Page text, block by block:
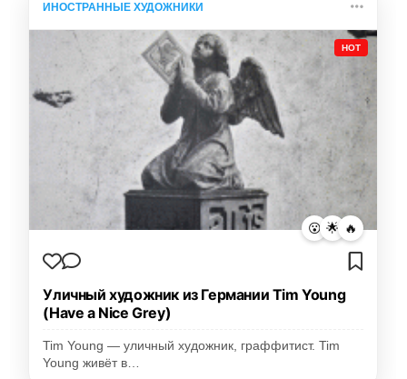
ИНОСТРАННЫЕ ХУДОЖНИКИ
HOT
😮 🌟 🔥
Уличный художник из Германии Tim Young
(Have a Nice Grey)
Tim Young — уличный художник, граффитист. Tim
Young живёт в…